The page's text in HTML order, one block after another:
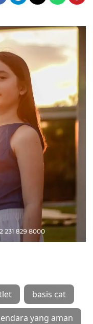
basis cat
yang aman